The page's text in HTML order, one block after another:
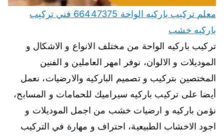
معلم تركيب باركيه الواحة 66447375 فني تركيب
باركيه خشب
تركيب باركيه الواحة من مختلف الانواع و الاشكال و
الموديلات و الالوان، نوفر امهر العاملين و الفنين
المختصين بتركيب و تصميم الباركيه والارضيات، نعمل
أيضا على تركيب باركيه سيراميك للحمامات و المسابح،
نؤمن باركيه و ارضيات خشب من اجمل الموديلات و
اجود الاخشاب الطبيعية، احتراف و مهارة في التركيب